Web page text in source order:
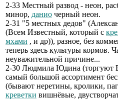
2-33 Местный развод - неон,
минор, данио черный неон.
2-31 "5 местных дедов"
(Всем Известный, который с
мхами , и др)), разное, без
теперь здесь культуры кормов.
неуважительной причине...
2-30 Людмила Юдина (торгуют
самый большой ассортимент
(бывают неретины, кролики,
креветки вишнёвые,